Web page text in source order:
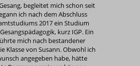
begleitet mich schon seit
ich nach dem Abschluss
2017 ein Studium
kurz IGP. Ein
mich nach bestandener
Klasse von Susann. Obwohl ich
angegeben habe, hätte